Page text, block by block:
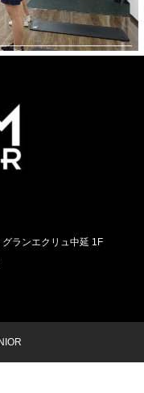
ランエクリュ中延 1F